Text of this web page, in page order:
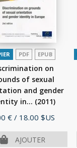
PDF EPUB
on
of sexual
and gender
in... (2011)
€/ 18.00 $US
AJOUTER